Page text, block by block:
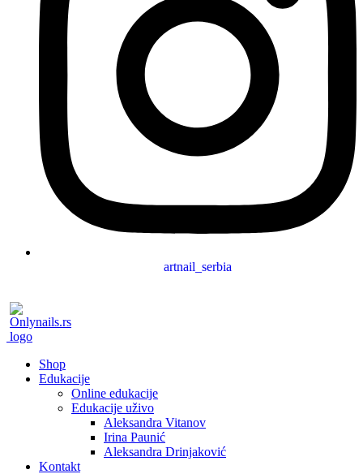
artnail_serbia
Shop
Edukacije
Online edukacije
Edukacije uživo
Aleksandra Vitanov
Irina Paunić
Aleksandra Drinjaković
Kontakt